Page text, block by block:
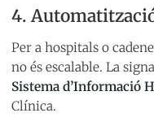
4.
Per a hospitals o
no és escalable. La
Sistema d’Informació
Clínica.